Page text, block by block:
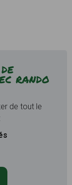
rando
de tout le